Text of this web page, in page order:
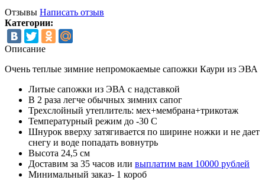
Отзывы Написать отзыв
Категории:
Описание
Очень теплые зимние непромокаемые сапожки Каури из ЭВА
Литые сапожки из ЭВА с надставкой
В 2 раза легче обычных зимних сапог
Трехслойный утеплитель: мех+мембрана+трикотаж
Температурный режим до -30 С
Шнурок вверху затягивается по ширине ножки и не дает
снегу и воде попадать вовнутрь
Высота 24,5 см
Доставим за 35 часов или выплатим вам 10000 рублей
Минимальный заказ- 1 короб